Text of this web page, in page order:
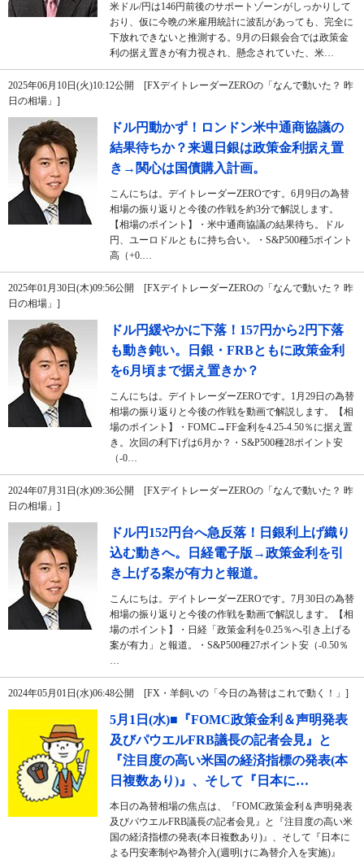
米ドル/円は146円前後のサポートゾーンがしっかりして
おり、仮に今晩の米雇用統計に波乱があっても、完全に
下放れできないと推測する。9月の日銀会合では政策金
利の据え置きが有力視され、懸念されていた、米…
2025年06月10日(火)10:12公開 [FXデイトレーダーZEROの「なんで動いた？ 昨
日の相場」]
ドル円動かず！ロンドン米中通商協議の
結果待ちか？来週日銀は政策金利据え置
き→関心は国債購入計画。
こんにちは。デイトレーダーZEROです。6月9日の為替
相場の振り返りと今後の作戦を約3分で解説します。
【相場のポイント】・米中通商協議の結果待ち。ドル
円、ユーロドルともに持ち合い。・S&P500種5ポイント
高（+0.…
2025年01月30日(木)09:56公開 [FXデイトレーダーZEROの「なんで動いた？ 昨
日の相場」]
ドル円緩やかに下落！157円から2円下落
も動き鈍い。日銀・FRBともに政策金利
を6月頃まで据え置きか？
こんにちは。デイトレーダーZEROです。1月29日の為替
相場の振り返りと今後の作戦を動画で解説します。【相
場のポイント】・FOMC→FF金利を4.25-4.50％に据え置
き。次回の利下げは6月か？・S&P500種28ポイント安
（-0…
2024年07月31日(水)09:36公開 [FXデイトレーダーZEROの「なんで動いた？ 昨
日の相場」]
ドル円152円台へ急反落！日銀利上げ織り
込む動きへ。日経電子版→政策金利を引
き上げる案が有力と報道。
こんにちは。デイトレーダーZEROです。7月30日の為替
相場の振り返りと今後の作戦を動画で解説します。【相
場のポイント】・日経「政策金利を0.25％へ引き上げる
案が有力」と報道。・S&P500種27ポイント安（-0.50％
…
2024年05月01日(水)06:48公開 [FX・羊飼いの「今日の為替はこれで動く！」]
5月1日(水)■『FOMC政策金利＆声明発表
及びパウエルFRB議長の記者会見』と
『注目度の高い米国の経済指標の発表(本
日複数あり)』、そして『日本に…
本日の為替相場の焦点は、『FOMC政策金利＆声明発表
及びパウエルFRB議長の記者会見』と『注目度の高い米
国の経済指標の発表(本日複数あり)』、そして『日本に
よる円安牽制や為替介入(週明けに為替介入を実施)』